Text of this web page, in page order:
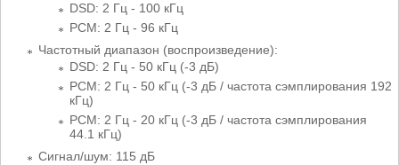
DSD: 2 Гц - 100 кГц
PCM: 2 Гц - 96 кГц
Частотный диапазон (воспроизведение):
DSD: 2 Гц - 50 кГц (-3 дБ)
PCM: 2 Гц - 50 кГц (-3 дБ / частота сэмплирования 192
кГц)
PCM: 2 Гц - 20 кГц (-3 дБ / частота сэмплирования
44.1 кГц)
Сигнал/шум: 115 дБ